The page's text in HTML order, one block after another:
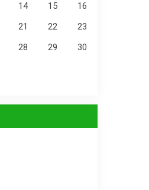
14 15
16
21 22
23
28 29
30